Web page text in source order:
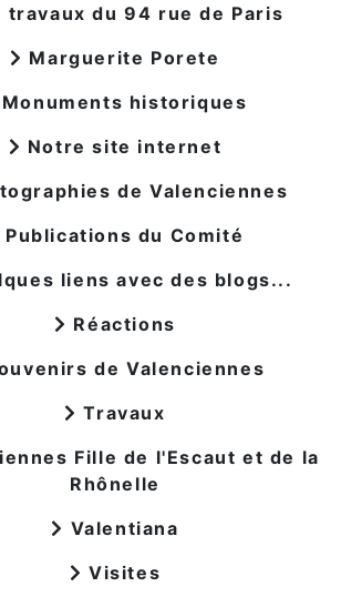
travaux du 94 rue de Paris
Marguerite Porete
Monuments historiques
Notre site internet
de Valenciennes
Publications du Comité
liens avec des blogs...
Réactions
de Valenciennes
Travaux
Fille de l'Escaut et de la
Rhônelle
Valentiana
Visites